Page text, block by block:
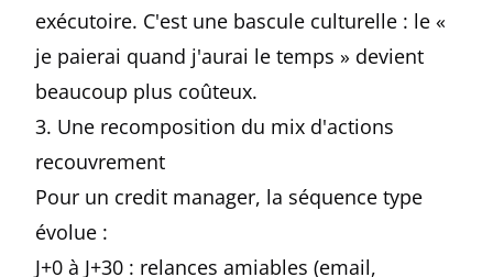
exécutoire. C'est une bascule culturelle : le «
je paierai quand j'aurai le temps » devient
beaucoup plus coûteux.
3. Une recomposition du mix d'actions
recouvrement
Pour un credit manager, la séquence type
évolue :
J+0 à J+30 : relances amiables (email,